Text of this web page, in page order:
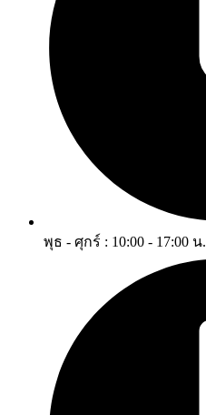
พุธ - ศุกร์ : 10:00 - 17:00 น.